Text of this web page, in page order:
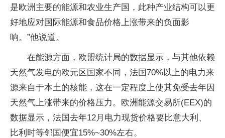
是欧洲主要的能源和农业生产国，此种产业结构可以更
好地应对国际能源和食品价格上涨带来的负面影
响。”他说道。
在能源方面，欧盟统计局的数据显示，与其他依赖
天然气发电的欧元区国家不同，法国70%以上的电力来
源来自于本土的核能，这在一定程度上使其免受去年因
天然气上涨带来的价格压力。欧洲能源交易所(EEX)的
数据显示，法国去年12月电力现货价格要比意大利、
比利时等邻国便宜15%~30%左右。